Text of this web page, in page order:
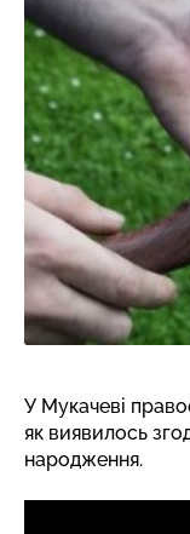
У Мукачеві
як виявилось
народження.